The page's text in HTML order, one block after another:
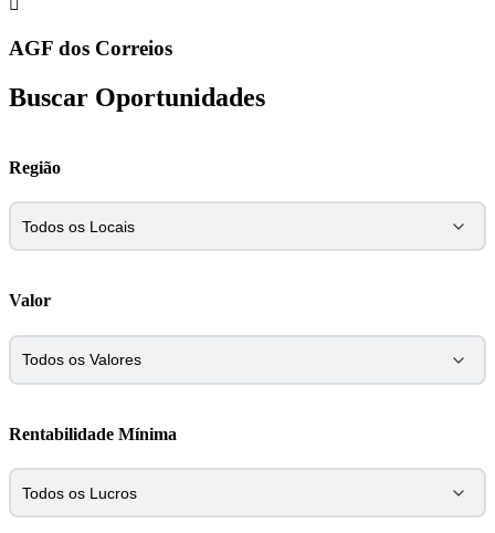
AGF dos Correios
Buscar Oportunidades
Região
Valor
Rentabilidade Mínima